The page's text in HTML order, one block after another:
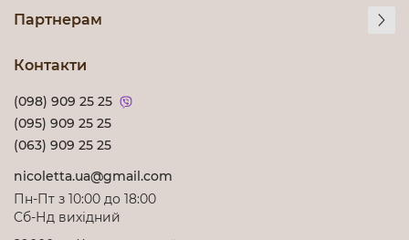
Партнерам
Контакти
(098) 909 25 25
(095) 909 25 25
(063) 909 25 25
nicoletta.ua@gmail.com
Пн-Пт з 10:00 до 18:00
Cб-Нд вихідний